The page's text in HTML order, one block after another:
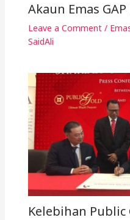
Akaun Emas
Leave a Comment /
SaidAli
Kelebihan Public